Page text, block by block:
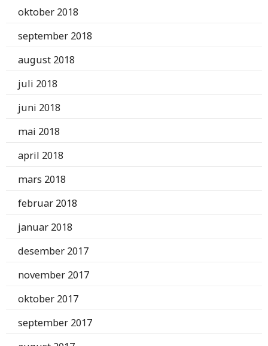
oktober 2018
september 2018
august 2018
juli 2018
juni 2018
mai 2018
april 2018
mars 2018
februar 2018
januar 2018
desember 2017
november 2017
oktober 2017
september 2017